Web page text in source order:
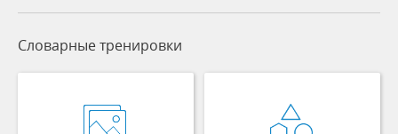
Словарные тренировки